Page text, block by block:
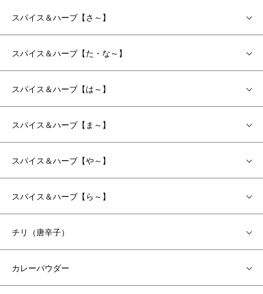
スパイス＆ハーブ【さ～】
スパイス＆ハーブ【た・な～】
スパイス＆ハーブ【は～】
スパイス＆ハーブ【ま～】
スパイス＆ハーブ【や～】
スパイス＆ハーブ【ら～】
チリ（唐辛子）
カレーパウダー